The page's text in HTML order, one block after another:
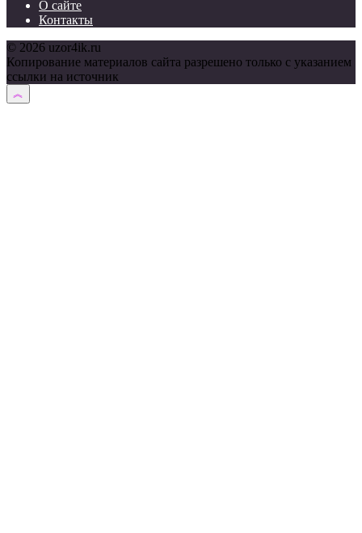
О сайте
Контакты
© 2026 uzor4ik.ru
Копирование материалов сайта разрешено только с указанием
ссылки на источник